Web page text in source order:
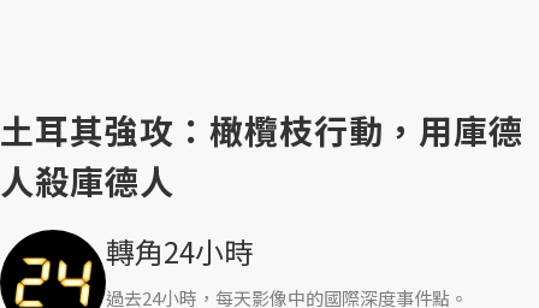
土耳其強攻：橄欖枝行動，用庫德
人殺庫德人
轉角24小時
過去24小時，每天影像中的國際深度事件點。